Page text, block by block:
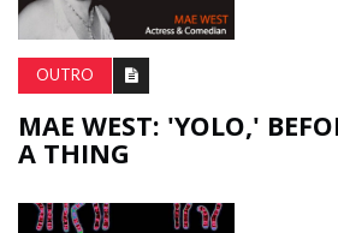
OUTRO
MAE WEST: 'YOLO,'
A THING